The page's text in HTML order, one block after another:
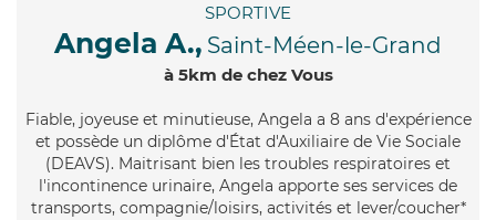
SPORTIVE
Angela A., Saint-Méen-le-Grand
à 5km de chez Vous
Fiable, joyeuse et minutieuse, Angela a 8 ans d'expérience
et possède un diplôme d'État d'Auxiliaire de Vie Sociale
(DEAVS). Maitrisant bien les troubles respiratoires et
l'incontinence urinaire, Angela apporte ses services de
transports, compagnie/loisirs, activités et lever/coucher*